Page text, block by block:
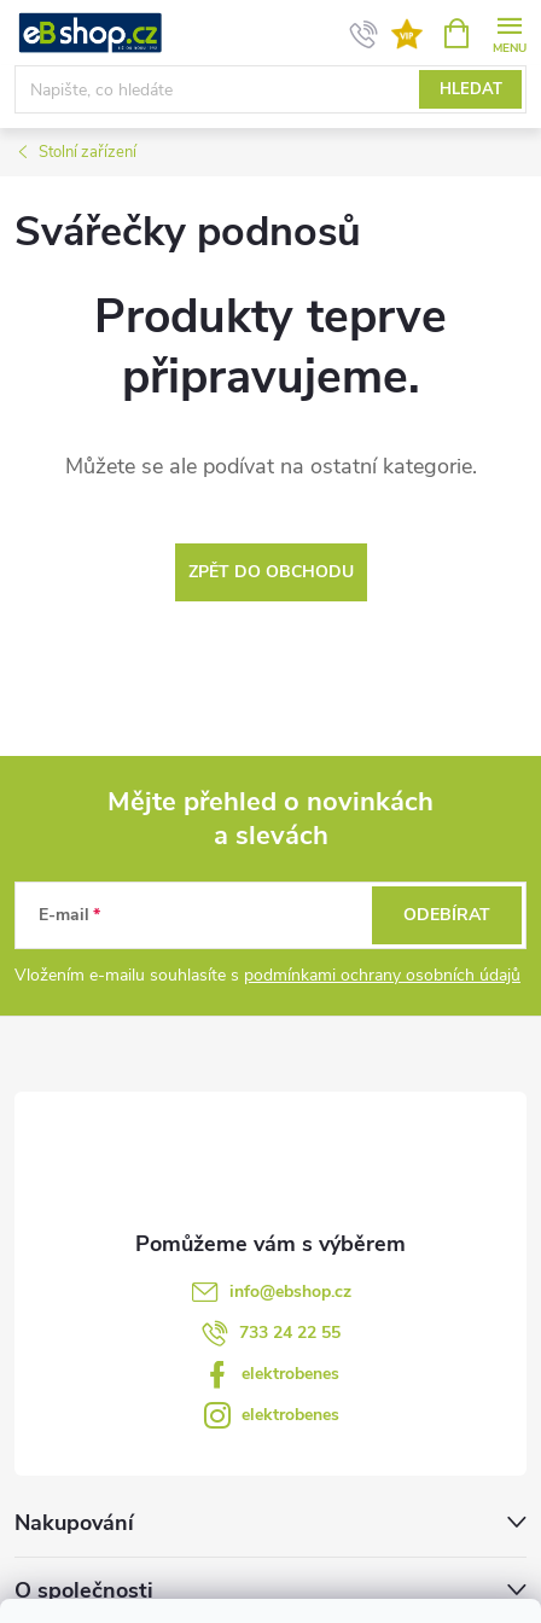
Přejít
obsah
HLEDAT
NÁKUPNÍ
KOŠÍK
Stolní zařízení
Svářečky podnosů
Produkty teprve
připravujeme.
Můžete se ale podívat na ostatní kategorie.
ZPĚT DO OBCHODU
p
Mějte přehled o novinkách
a slevách
E-mail
Vložením e-mailu souhlasíte s podmínkami ochrany osobních údajů
ODEBÍRAT
Nakupování
O společnosti
info@ebshop.cz
733 24 22 55
elektrobenes
elektrobenes